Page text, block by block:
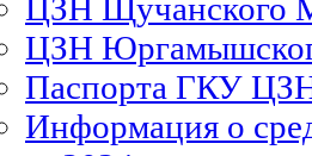
ЦЗН Щучанского
ЦЗН
Паспорта ГКУ
Информация о